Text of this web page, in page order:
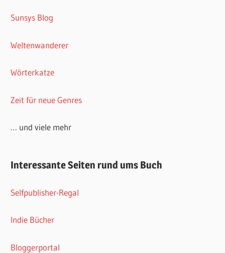
Sunsys Blog
Weltenwanderer
Wörterkatze
Zeit für neue Genres
… und viele mehr
Interessante Seiten rund ums Buch
Selfpublisher-Regal
Indie Bücher
Bloggerportal